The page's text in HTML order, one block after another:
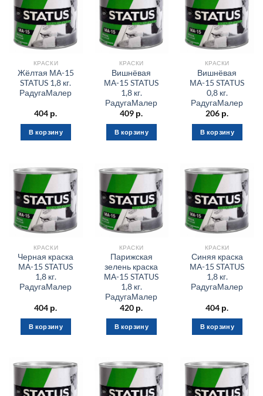
КРАСКИ
Жёлтая МА-15
STATUS 1,8 кг.
РадугаМалер
404 р.
В корзину
КРАСКИ
Вишнёвая
МА-15 STATUS
1,8 кг.
РадугаМалер
409 р.
В корзину
КРАСКИ
Вишнёвая
МА-15 STATUS
0,8 кг.
РадугаМалер
206 р.
В корзину
КРАСКИ
Черная краска
МА-15 STATUS
1,8 кг.
РадугаМалер
404 р.
В корзину
КРАСКИ
Парижская
зелень краска
МА-15 STATUS
1,8 кг.
РадугаМалер
420 р.
В корзину
КРАСКИ
Синяя краска
МА-15 STATUS
1,8 кг.
РадугаМалер
404 р.
В корзину